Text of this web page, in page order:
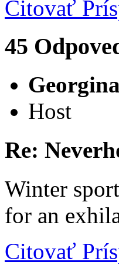
Citovať
45
Host
Re:
Winter
for an
Citovať